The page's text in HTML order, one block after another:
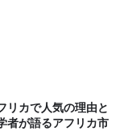
リカで人気の理由と
者が語るアフリカ市